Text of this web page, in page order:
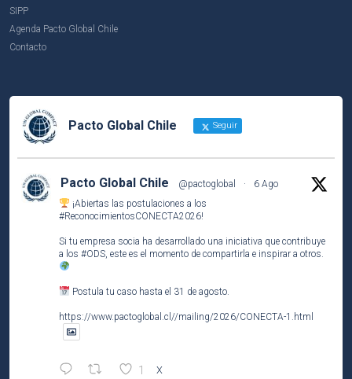
SIPP
Agenda Pacto Global Chile
Contacto
Pacto Global Chile Seguir
Pacto Global Chile @pactoglobal ·
6 Ago
¡Abiertas las postulaciones a los
#ReconocimientosCONECTA2026!
Si tu empresa socia ha desarrollado una iniciativa que contribuye
a los #ODS, este es el momento de compartirla e inspirar a otros.
Postula tu caso hasta el 31 de agosto.
https://www.pactoglobal.cl//mailing/2026/CONECTA-1.html
1 X